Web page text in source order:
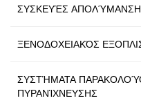
ΣΥΣΚΕΥΈΣ
ΞΕΝΟΔΟΧΕΙΑΚΌΣ
ΣΥΣΤΉΜΑΤΑ
ΠΥΡΑΝΊΧΝΕΥΣΗΣ